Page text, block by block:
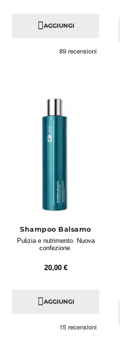
AGGIUNGI
Shampoo Balsamo
Pulizia e nutrimento. Nuova
confezione.
20,00 €
AGGIUNGI